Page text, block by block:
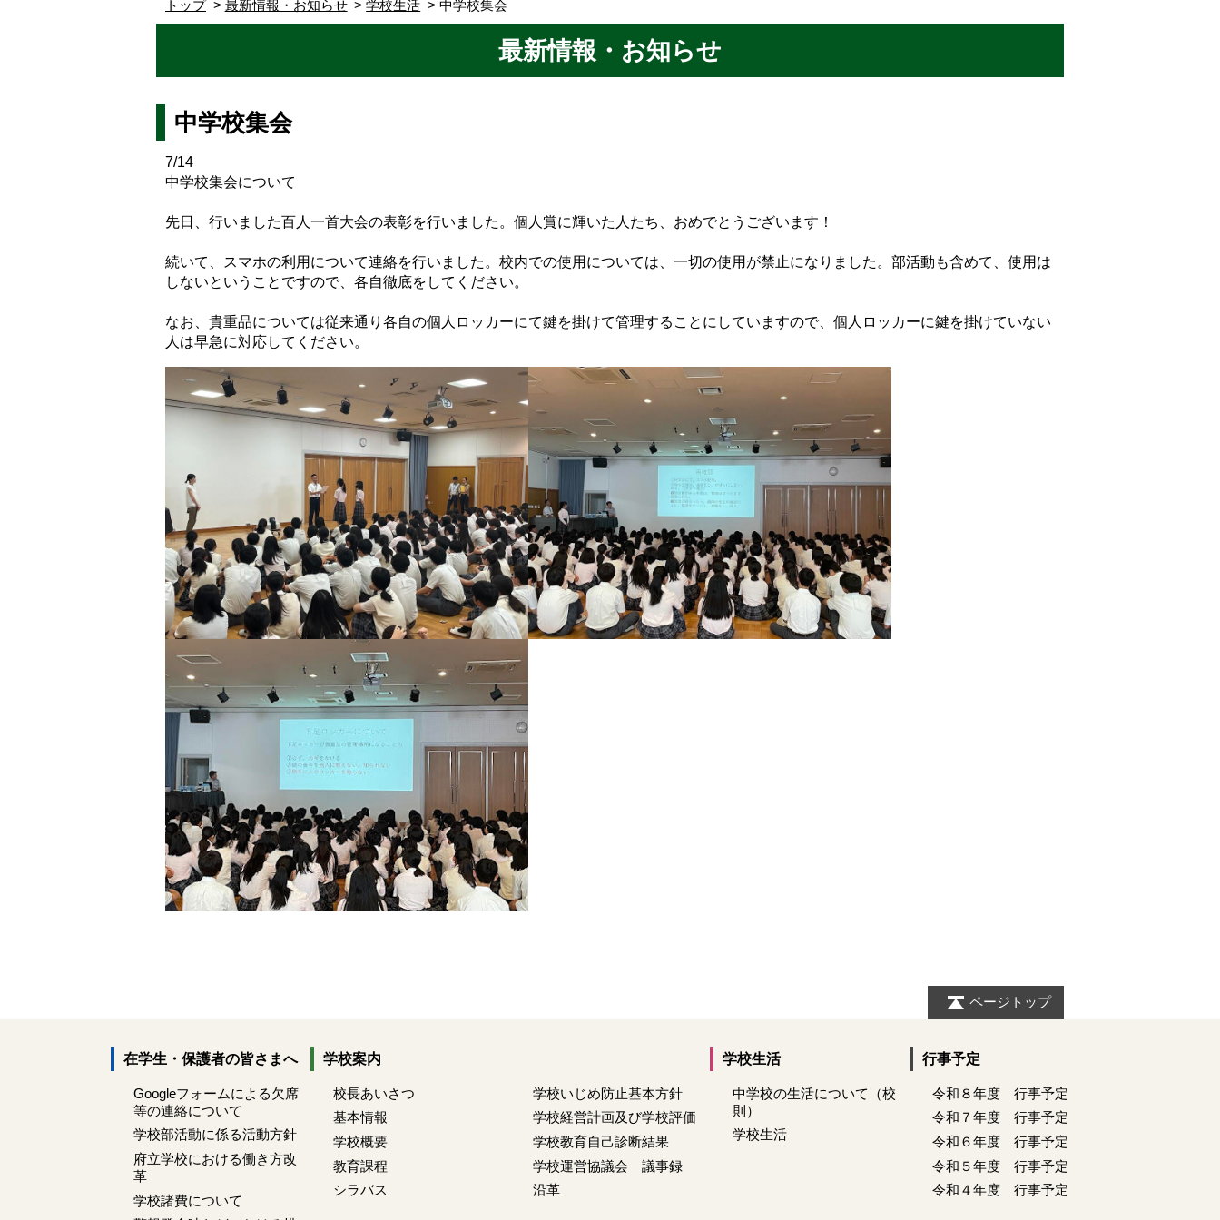
トップ 最新情報・お知らせ 学校生活 中学校集会
最新情報・お知らせ
中学校集会
7/14
中学校集会について
先日、行いました百人一首大会の表彰を行いました。個人賞に輝いた人たち、おめでとうございます！
続いて、スマホの利用について連絡を行いました。校内での使用については、一切の使用が禁止になりました。部活動も含めて、使用は
しないということですので、各自徹底をしてください。
なお、貴重品については従来通り各自の個人ロッカーにて鍵を掛けて管理することにしていますので、個人ロッカーに鍵を掛けていない
人は早急に対応してください。
ページトップ
在学生・保護者の皆さまへ
Googleフォームによる欠席
等の連絡について
学校部活動に係る活動方針
府立学校における働き方改
革
学校諸費について
学校案内
校長あいさつ
基本情報
学校概要
教育課程
シラバス
学校いじめ防止基本方針
学校経営計画及び学校評価
学校教育自己診断結果
学校運営協議会 議事録
沿革
学校生活
中学校の生活について（校
則）
学校生活
行事予定
令和８年度 行事予定
令和７年度 行事予定
令和６年度 行事予定
令和５年度 行事予定
令和４年度 行事予定